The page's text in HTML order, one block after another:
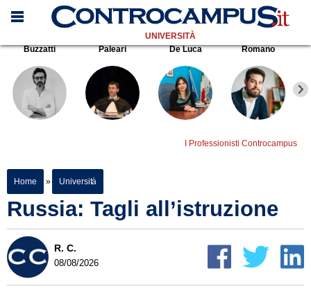
UNIVERSITÀ
Buzzatti
Paleari De Luca Romano
I Professionisti Controcampus
Home » Università
Russia: Tagli all’istruzione
R. C.
08/08/2026